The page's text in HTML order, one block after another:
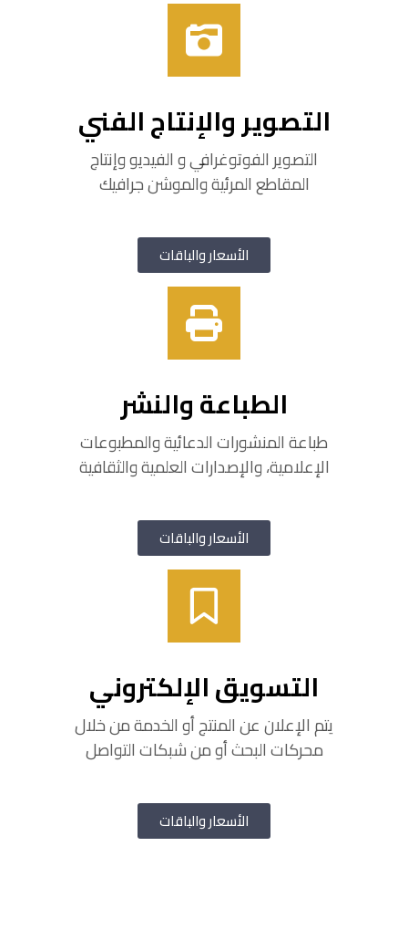
التصوير والإنتاج الفني
التصوير الفوتوغرافي و الفيديو وإنتاج
المقاطع المرئية والموشن جرافيك
الأسعار والباقات
الطباعة والنشر
طباعة المنشورات الدعائية والمطبوعات
الإعلامية، والإصدارات العلمية والثقافية
الأسعار والباقات
التسويق الإلكتروني
يتم الإعلان عن المنتج أو الخدمة من خلال
محركات البحث أو من شبكات التواصل
الأسعار والباقات